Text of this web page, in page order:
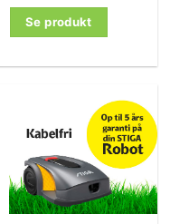
Se produkt